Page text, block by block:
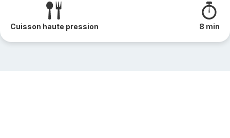
Cuisson haute pression 8 min